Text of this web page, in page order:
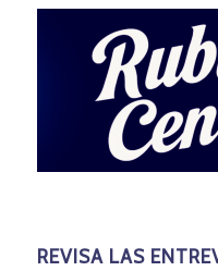
REVISA LAS